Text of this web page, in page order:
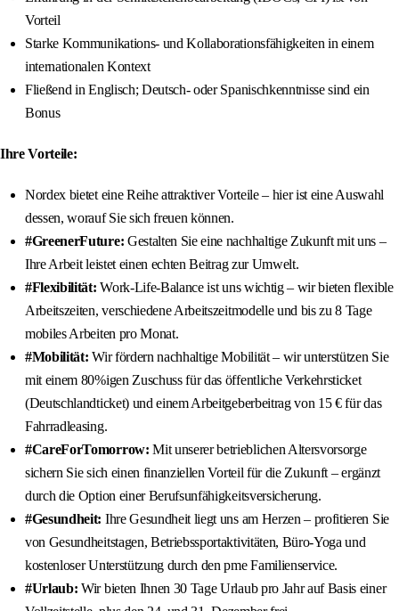
Vorteil
Starke Kommunikations- und Kollaborationsfähigkeiten in einem
internationalen Kontext
Fließend in Englisch; Deutsch- oder Spanischkenntnisse sind ein
Bonus
Ihre Vorteile:
Nordex bietet eine Reihe attraktiver Vorteile – hier ist eine Auswahl
dessen, worauf Sie sich freuen können.
#GreenerFuture: Gestalten Sie eine nachhaltige Zukunft mit uns –
Ihre Arbeit leistet einen echten Beitrag zur Umwelt.
#Flexibilität: Work-Life-Balance ist uns wichtig – wir bieten flexible
Arbeitszeiten, verschiedene Arbeitszeitmodelle und bis zu 8 Tage
mobiles Arbeiten pro Monat.
#Mobilität: Wir fördern nachhaltige Mobilität – wir unterstützen Sie
mit einem 80%igen Zuschuss für das öffentliche Verkehrsticket
(Deutschlandticket) und einem Arbeitgeberbeitrag von 15 € für das
Fahrradleasing.
#CareForTomorrow: Mit unserer betrieblichen Altersvorsorge
sichern Sie sich einen finanziellen Vorteil für die Zukunft – ergänzt
durch die Option einer Berufsunfähigkeitsversicherung.
#Gesundheit: Ihre Gesundheit liegt uns am Herzen – profitieren Sie
von Gesundheitstagen, Betriebssportaktivitäten, Büro-Yoga und
kostenloser Unterstützung durch den pme Familienservice.
#Urlaub: Wir bieten Ihnen 30 Tage Urlaub pro Jahr auf Basis einer